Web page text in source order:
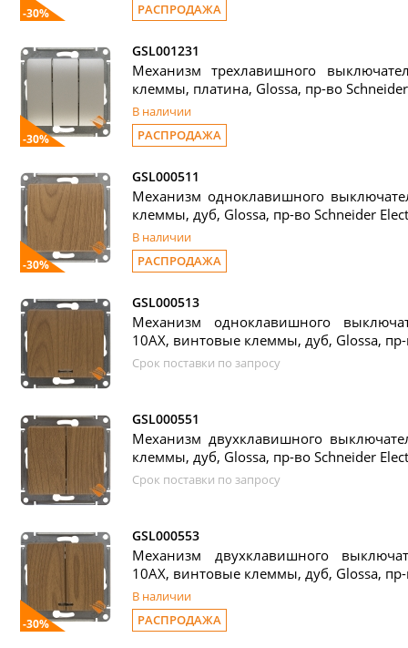
-30%
РАСПРОДАЖА
-30%
GSL001231
Механизм трехлавишного
клеммы, платина, Glossa, пр-во
В наличии
РАСПРОДАЖА
-30%
GSL000511
Механизм одноклавишного
клеммы, дуб, Glossa, пр-во Schneider
В наличии
РАСПРОДАЖА
GSL000513
Механизм одноклавишного
10АХ, винтовые клеммы, дуб, Glossa, пр-
Срок поставки по запросу
GSL000551
Механизм двухклавишного
клеммы, дуб, Glossa, пр-во Schneider
Срок поставки по запросу
-30%
GSL000553
Механизм двухклавишного
10АХ, винтовые клеммы, дуб, Glossa, пр-
В наличии
РАСПРОДАЖА